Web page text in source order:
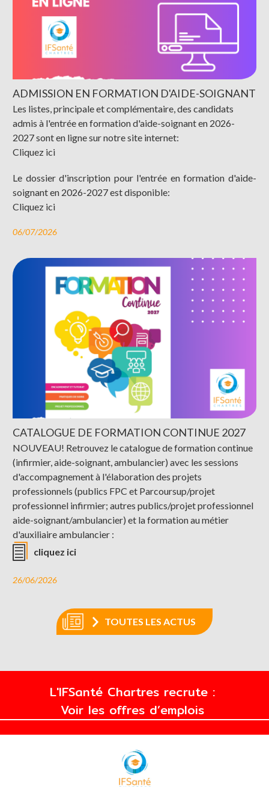
ADMISSION EN FORMATION D'AIDE-SOIGNANT
Les listes, principale et complémentaire, des candidats
admis à l'entrée en formation d'aide-soignant en 2026-
2027 sont en ligne sur notre site internet:
Cliquez ici
Le dossier d'inscription pour l'entrée en formation d'aide-
soignant en 2026-2027 est disponible:
Cliquez ici
06/07/2026
CATALOGUE DE FORMATION CONTINUE 2027
NOUVEAU! Retrouvez le catalogue de formation continue
(infirmier, aide-soignant, ambulancier) avec les sessions
d'accompagnement à l'élaboration des projets
professionnels (publics FPC et Parcoursup/projet
professionnel infirmier; autres publics/projet professionnel
aide-soignant/ambulancier) et la formation au métier
d'auxiliaire ambulancier :
cliquez ici
26/06/2026
TOUTES LES ACTUS
L'IFSanté Chartres recrute :
Voir les offres d’emplois